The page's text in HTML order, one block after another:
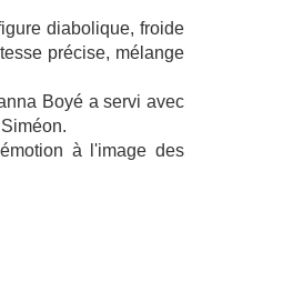
diabolique, froide
précise, mélange
Boyé a servi avec
à l'image des